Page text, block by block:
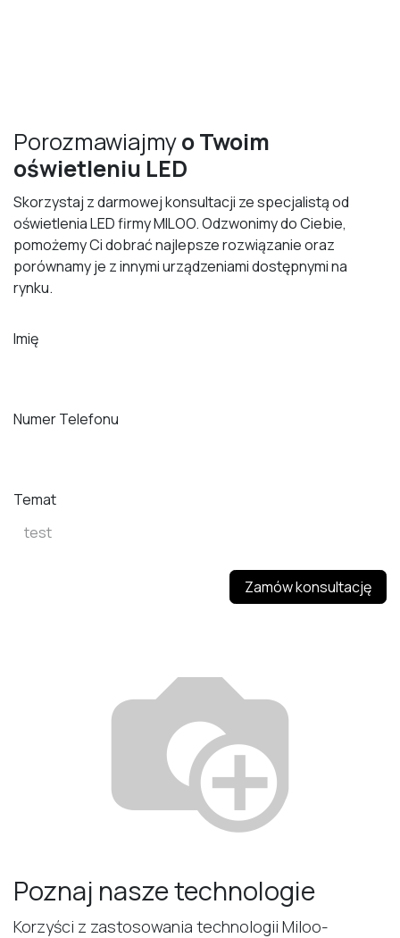
Porozmawiajmyo Twoim
oświetleniu LED
Skorzystaj z darmowej konsultacji ze specjalistą od
oświetlenia LED firmy MILOO. Odzwonimy do Ciebie,
pomożemy Ci dobrać najlepsze rozwiązanie oraz
porównamy je z innymi urządzeniami dostępnymi na
rynku.
Imię
Numer Telefonu
Temat
Zamów konsultację
Poznaj nasze technologie
Korzyści z zastosowania technologii Miloo-